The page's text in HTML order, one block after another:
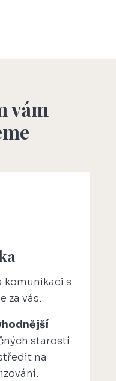
vám
komunikaci s
za vás.
starostí
na